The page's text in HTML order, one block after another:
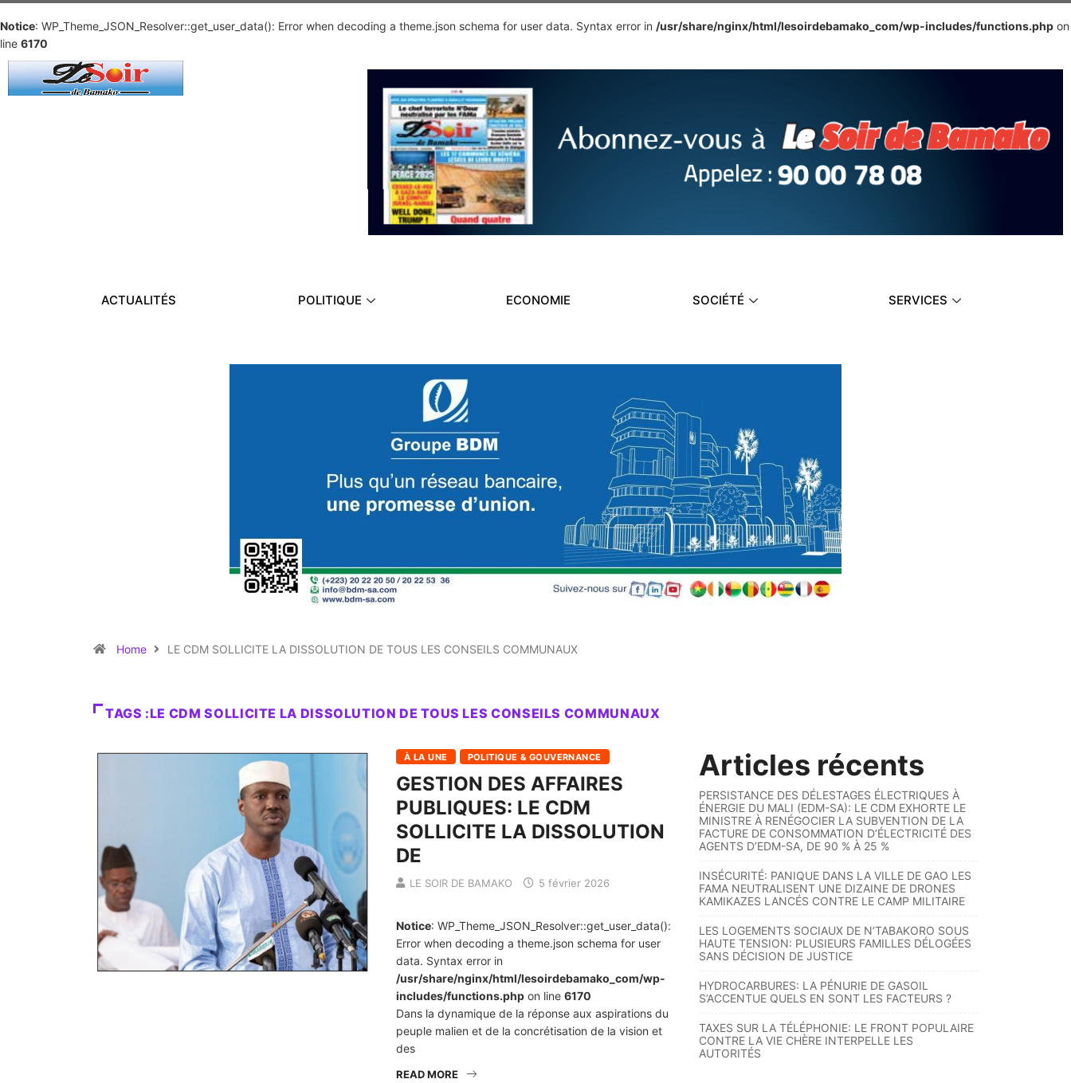
Notice: WP_Theme_JSON_Resolver::get_user_data(): Error when decoding a theme.json schema for user data. Syntax error in /usr/share/nginx/html/lesoirdebamako_com/wp-includes/functions.php on
line 6170
ACTUALITÉS POLITIQUE ECONOMIE SOCIÉTÉ SERVICES
Home LE CDM SOLLICITE LA DISSOLUTION DE TOUS LES CONSEILS COMMUNAUX
TAGS :LE CDM SOLLICITE LA DISSOLUTION DE TOUS LES CONSEILS COMMUNAUX
À LA UNE POLITIQUE & GOUVERNANCE
GESTION DES AFFAIRES
PUBLIQUES: LE CDM
SOLLICITE LA DISSOLUTION
DE
LE SOIR DE BAMAKO 5 février 2026
Notice: WP_Theme_JSON_Resolver::get_user_data():
Error when decoding a theme.json schema for user
data. Syntax error in
/usr/share/nginx/html/lesoirdebamako_com/wp-
includes/functions.php on line 6170
Dans la dynamique de la réponse aux aspirations du
peuple malien et de la concrétisation de la vision et
des
READ MORE
Articles récents
PERSISTANCE DES DÉLESTAGES ÉLECTRIQUES À
ÉNERGIE DU MALI (EDM-SA): LE CDM EXHORTE LE
MINISTRE À RENÉGOCIER LA SUBVENTION DE LA
FACTURE DE CONSOMMATION D’ÉLECTRICITÉ DES
AGENTS D’EDM-SA, DE 90 % À 25 %
INSÉCURITÉ: PANIQUE DANS LA VILLE DE GAO LES
FAMA NEUTRALISENT UNE DIZAINE DE DRONES
KAMIKAZES LANCÉS CONTRE LE CAMP MILITAIRE
LES LOGEMENTS SOCIAUX DE N’TABAKORO SOUS
HAUTE TENSION: PLUSIEURS FAMILLES DÉLOGÉES
SANS DÉCISION DE JUSTICE
HYDROCARBURES: LA PÉNURIE DE GASOIL
S’ACCENTUE QUELS EN SONT LES FACTEURS ?
TAXES SUR LA TÉLÉPHONIE: LE FRONT POPULAIRE
CONTRE LA VIE CHÈRE INTERPELLE LES
AUTORITÉS